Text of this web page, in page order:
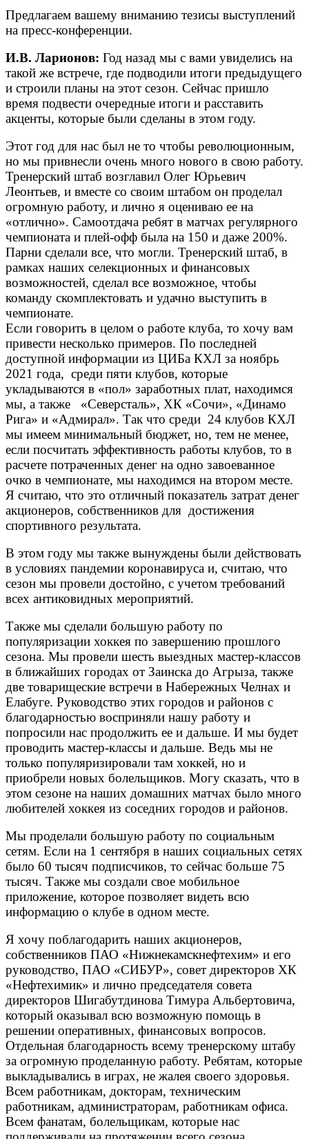
Предлагаем вашему вниманию тезисы выступлений
на пресс-конференции.
И.В. Ларионов: Год назад мы с вами увиделись на
такой же встрече, где подводили итоги предыдущего
и строили планы на этот сезон. Сейчас пришло
время подвести очередные итоги и расставить
акценты, которые были сделаны в этом году.
Этот год для нас был не то чтобы революционным,
но мы привнесли очень много нового в свою работу.
Тренерский штаб возглавил Олег Юрьевич
Леонтьев, и вместе со своим штабом он проделал
огромную работу, и лично я оцениваю ее на
«отлично». Самоотдача ребят в матчах регулярного
чемпионата и плей-офф была на 150 и даже 200%.
Парни сделали все, что могли. Тренерский штаб, в
рамках наших селекционных и финансовых
возможностей, сделал все возможное, чтобы
команду скомплектовать и удачно выступить в
чемпионате.
Если говорить в целом о работе клуба, то хочу вам
привести несколько примеров. По последней
доступной информации из ЦИБа КХЛ за ноябрь
2021 года, среди пяти клубов, которые
укладываются в «пол» заработных плат, находимся
мы, а также «Северсталь», ХК «Сочи», «Динамо
Рига» и «Адмирал». Так что среди 24 клубов КХЛ
мы имеем минимальный бюджет, но, тем не менее,
если посчитать эффективность работы клубов, то в
расчете потраченных денег на одно завоеванное
очко в чемпионате, мы находимся на втором месте.
Я считаю, что это отличный показатель затрат денег
акционеров, собственников для достижения
спортивного результата.
В этом году мы также вынуждены были действовать
в условиях пандемии коронавируса и, считаю, что
сезон мы провели достойно, с учетом требований
всех антиковидных мероприятий.
Также мы сделали большую работу по
популяризации хоккея по завершению прошлого
сезона. Мы провели шесть выездных мастер-классов
в ближайших городах от Заинска до Агрыза, также
две товарищеские встречи в Набережных Челнах и
Елабуге. Руководство этих городов и районов с
благодарностью восприняли нашу работу и
попросили нас продолжить ее и дальше. И мы будет
проводить мастер-классы и дальше. Ведь мы не
только популяризировали там хоккей, но и
приобрели новых болельщиков. Могу сказать, что в
этом сезоне на наших домашних матчах было много
любителей хоккея из соседних городов и районов.
Мы проделали большую работу по социальным
сетям. Если на 1 сентября в наших социальных сетях
было 60 тысяч подписчиков, то сейчас больше 75
тысяч. Также мы создали свое мобильное
приложение, которое позволяет видеть всю
информацию о клубе в одном месте.
Я хочу поблагодарить наших акционеров,
собственников ПАО «Нижнекамскнефтехим» и его
руководство, ПАО «СИБУР», совет директоров ХК
«Нефтехимик» и лично председателя совета
директоров Шигабутдинова Тимура Альбертовича,
который оказывал всю возможную помощь в
решении оперативных, финансовых вопросов.
Отдельная благодарность всему тренерскому штабу
за огромную проделанную работу. Ребятам, которые
выкладывались в играх, не жалея своего здоровья.
Всем работникам, докторам, техническим
работникам, администраторам, работникам офиса.
Всем фанатам, болельщикам, которые нас